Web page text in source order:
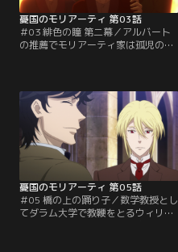
憂国のモリアーティ 第03話
＃03 緋色の瞳 第二幕／アルバート
の推薦でモリアーティ家は孤児の兄
代わることはできない。家族どころ
か使用人たちさえもふたりを見下し
虐げる様子に、アルバートは……。
モリアーティ家の三兄弟、アルバー
ト、ウィリアム、ルイス。血のつな
がり以上に…。
憂国のモリアーティ 第05話
＃05 橋の上の踊り子／数学教授とし
てダラム大学で教鞭をとるウィリア